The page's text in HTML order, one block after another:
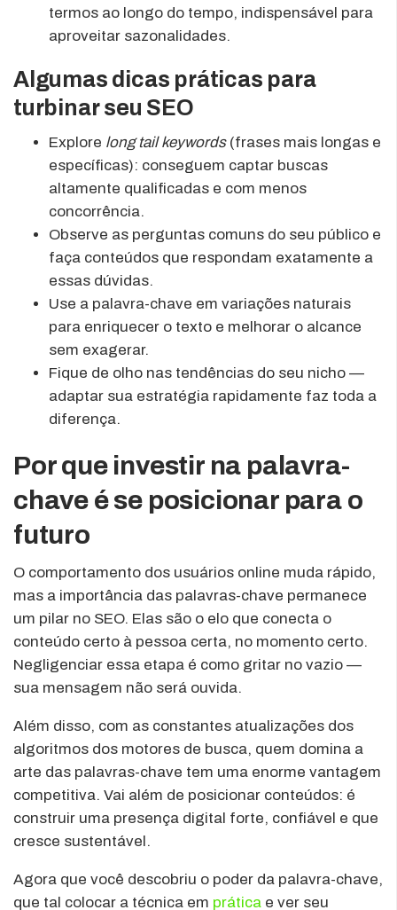
termos ao longo do tempo, indispensável para
aproveitar sazonalidades.
Algumas dicas práticas para
turbinar seu SEO
Explore long tail keywords(frases mais longas e
específicas): conseguem captar buscas
altamente qualificadas e com menos
concorrência.
Observe as perguntas comuns do seu público e
faça conteúdos que respondam exatamente a
essas dúvidas.
Use a palavra-chave em variações naturais
para enriquecer o texto e melhorar o alcance
sem exagerar.
Fique de olho nas tendências do seu nicho —
adaptar sua estratégia rapidamente faz toda a
diferença.
Por que investir na palavra-
chave é se posicionar para o
futuro
O comportamento dos usuários online muda rápido,
mas a importância das palavras-chave permanece
um pilar no SEO. Elas são o elo que conecta o
conteúdo certo à pessoa certa, no momento certo.
Negligenciar essa etapa é como gritar no vazio —
sua mensagem não será ouvida.
Além disso, com as constantes atualizações dos
algoritmos dos motores de busca, quem domina a
arte das palavras-chave tem uma enorme vantagem
competitiva. Vai além de posicionar conteúdos: é
construir uma presença digital forte, confiável e que
cresce sustentável.
Agora que você descobriu o poder da palavra-chave,
que tal colocar a técnica em prática e ver seu